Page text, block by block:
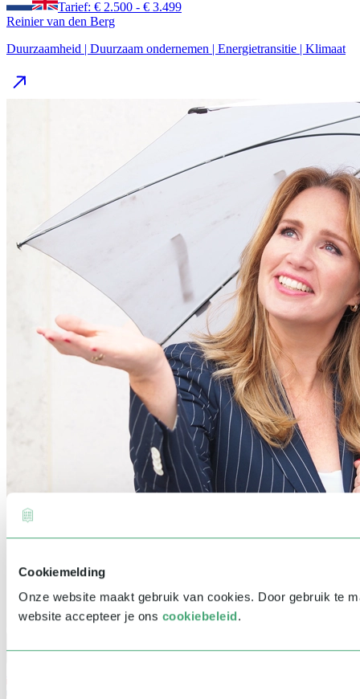
Cookiemelding
Onze website maakt gebruik van cookies. Door gebruik te
website accepteer je ons cookiebeleid.
Tarief: € 2.500 - € 3.499
Reinier van den Berg
Duurzaamheid | Duurzaam ondernemen | Energietransitie | Klimaat